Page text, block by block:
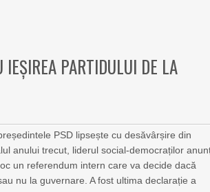
PARTIDULUI DE LA
PSD lipsește cu desăvârșire din
anului trecut, liderul social-democraților
un referendum intern care va decide dacă
nu la guvernare. A fost ultima declarație a